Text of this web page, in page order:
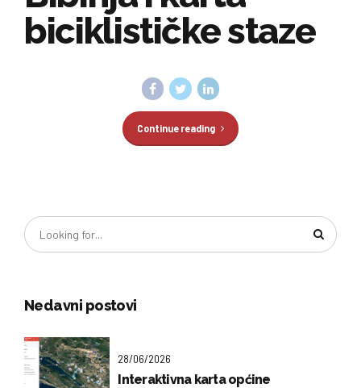
biciklističke staze
Continue reading
Nedavni postovi
28/06/2026
Interaktivna karta općine